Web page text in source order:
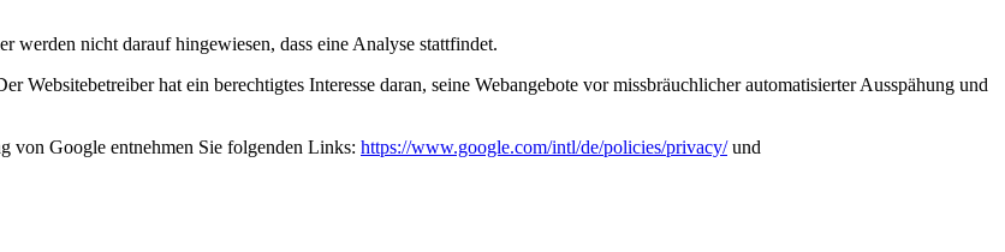
nicht darauf hingewiesen, dass eine Analyse stattfindet.
hat ein berechtigtes Interesse daran, seine Webangebote vor missbräuchlicher automatisierter Ausspähung und
von Google entnehmen Sie folgenden Links: https://www.google.com/intl/de/policies/privacy/und